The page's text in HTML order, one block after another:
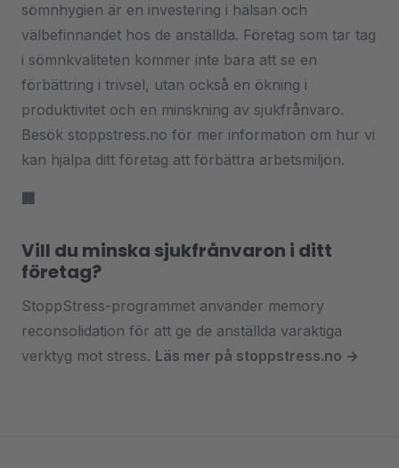
sömnhygien är en investering i hälsan och
välbefinnandet hos de anställda. Företag som tar tag
i sömnkvaliteten kommer inte bara att se en
förbättring i trivsel, utan också en ökning i
produktivitet och en minskning av sjukfrånvaro.
Besök stoppstress.no för mer information om hur vi
kan hjälpa ditt företag att förbättra arbetsmiljön.
Vill du minska sjukfrånvaron i ditt
företag?
StoppStress-programmet använder memory
reconsolidation för att ge de anställda varaktiga
verktyg mot stress. Läs mer på stoppstress.no →